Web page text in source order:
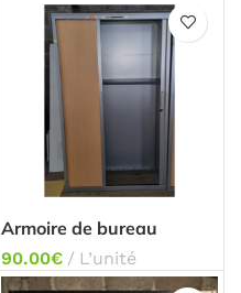
Armoire de bureau
90.00€ L’unité